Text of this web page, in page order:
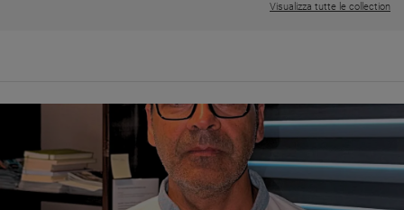
Visualizza tutte le collection